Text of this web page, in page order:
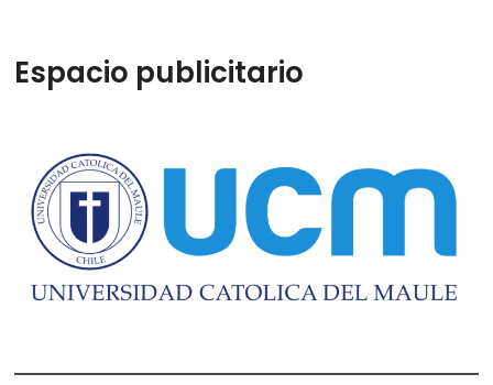
Espacio publicitario